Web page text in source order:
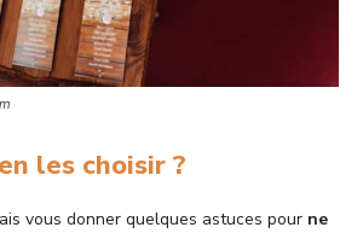
les choisir ?
vous donner quelques astuces pour ne